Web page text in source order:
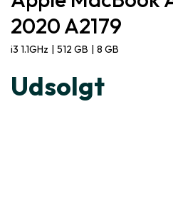
2020 A2179
i3 1.1GHz | 512 GB | 8 GB
Udsolgt